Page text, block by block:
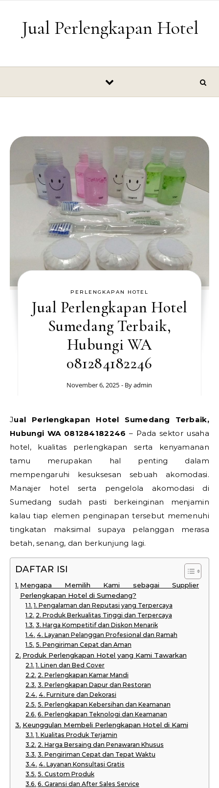
Jual Perlengkapan Hotel
PERLENGKAPAN HOTEL
Jual Perlengkapan Hotel
Sumedang Terbaik,
Hubungi WA
081284182246
November 6, 2025 - Byadmin
Jual Perlengkapan Hotel Sumedang Terbaik,
Hubungi WA 081284182246 – Pada sektor usaha
hotel, kualitas perlengkapan serta kenyamanan
tamu merupakan hal penting dalam
mempengaruhi kesuksesan sebuah akomodasi.
Manajer hotel serta pengelola akomodasi di
Sumedang sudah pasti berkeinginan menjamin
kalau tiap elemen penginapan tersebut memenuhi
tingkatan maksimal supaya pelanggan merasa
betah, senang, dan berkunjung lagi.
DAFTAR ISI
Mengapa Memilih Kami sebagai Supplier
Perlengkapan Hotel di Sumedang?
1. Pengalaman dan Reputasi yang Terpercaya
2. Produk Berkualitas Tinggi dan Terpercaya
3. Harga Kompetitif dan Diskon Menarik
4. Layanan Pelanggan Profesional dan Ramah
5. Pengiriman Cepat dan Aman
Produk Perlengkapan Hotel yang Kami Tawarkan
1. Linen dan Bed Cover
2. Perlengkapan Kamar Mandi
3. Perlengkapan Dapur dan Restoran
4. Furniture dan Dekorasi
5. Perlengkapan Kebersihan dan Keamanan
6. Perlengkapan Teknologi dan Keamanan
Keunggulan Membeli Perlengkapan Hotel di Kami
1. Kualitas Produk Terjamin
2. Harga Bersaing dan Penawaran Khusus
3. Pengiriman Cepat dan Tepat Waktu
4. Layanan Konsultasi Gratis
5. Custom Produk
6. Garansi dan After Sales Service